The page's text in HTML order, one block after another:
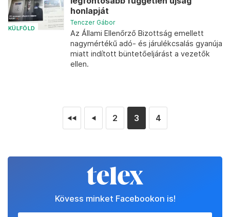
KÜLFÖLD
honlapját
Tenczer Gábor
Az Állami Ellenőrző Bizottság emellett
nagymértékű adó- és járulékcsalás gyanúja
miatt indított büntetőeljárást a vezetők
ellen.
◄◄ ◄ 2 3 4
Kövess minket Facebookon is!